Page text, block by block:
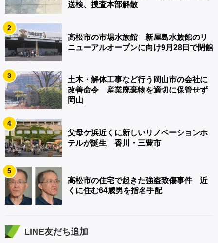
送検、捜査本部解散
2
高松市の市場水族館 新屋島水族館のリ
ニューアルオープンに向け9月28日で閉館
3
土木・解体工事など行う岡山市の会社に
改善命令 産業廃棄物を適切に保管せず
岡山
4
父母ケ浜近くに新しいリノベーションホ
テルが誕生 香川・三豊市
5
高松市の住宅で起きた強盗致傷事件 近
くに住む64歳男を指名手配
LINE友だち追加